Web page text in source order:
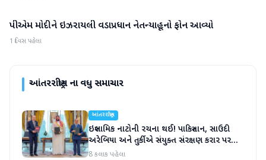
આંતરરાષ્ટ્રીય
પીએમ મોદીને ઇઝરાયલી વડાપ્રધાન નેતન્યાહૂનો ફોન આવ્યો
1 દિવસ પહેલા
આંતરરાષ્ટ્રીયના વધુ સમાચાર
આંતરરાષ્ટ્રીય
ઇસ્લામિક નાટોની રચના થઈ! પાકિસ્તાન, સાઉદી
અરેબિયા અને તુર્કીએ સંયુક્ત સંરક્ષણ કરાર પર
હસ્તાક્ષર
8 કલાક પહેલા